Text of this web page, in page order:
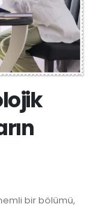
bir bölümü,